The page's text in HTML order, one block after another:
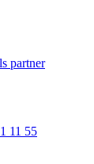
partner
11 55